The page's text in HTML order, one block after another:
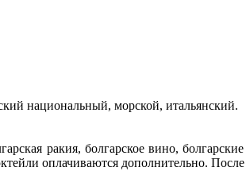
национальный, морской, итальянский.
ракия, болгарское вино,
оплачиваются дополнительно.